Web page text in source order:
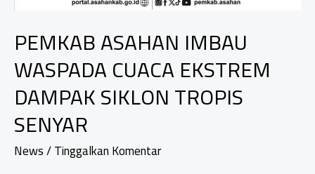
PEMKAB ASAHAN IMBAU
WASPADA CUACA EKSTREM
DAMPAK SIKLON TROPIS
SENYAR
News/Tinggalkan Komentar